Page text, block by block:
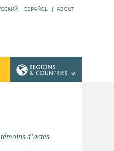
ESPAÑOL | ABOUT
d’actes